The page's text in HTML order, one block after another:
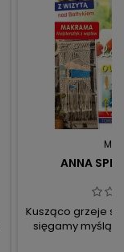
ANNA
Kusząco grzeje
sięgamy myślą